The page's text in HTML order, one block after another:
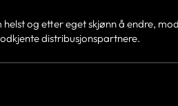
og etter eget skjønn å endre,
distribusjonspartnere.